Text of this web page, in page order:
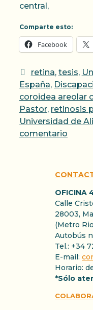
central,
Comparte esto:
Facebook
Categorías
retina, tesis,
España,
coroidea areolar
Pastor, retinosis
Universidad de
comentario
OFICINA
Calle
28003,
(Metro
Autobús
Tel.: +34
E-mail:
Horario:
*Sólo